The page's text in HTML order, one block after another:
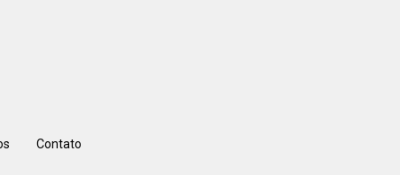
Contato